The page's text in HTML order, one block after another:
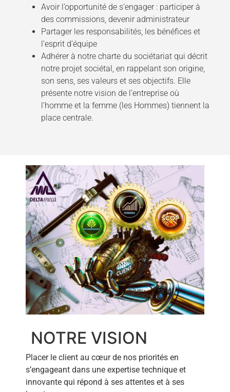
Avoir l’opportunité de s’engager : participer à
des commissions, devenir administrateur
Partager les responsabilités, les bénéfices et
l’esprit d’équipe
Adhérer à notre charte du sociétariat qui décrit
notre projet sociétal, en rappelant son origine,
son sens, ses valeurs et ses objectifs. Elle
présente notre vision de l’entreprise où
l’homme et la femme (les Hommes) tiennent la
place centrale.
NOTRE VISION
Placer le client au cœur de nos priorités en
s’engageant dans une expertise technique et
innovante qui répond à ses attentes et à ses